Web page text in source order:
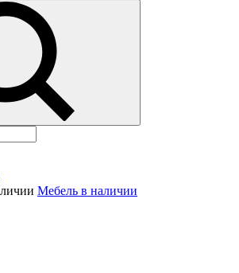
Мебель в наличии